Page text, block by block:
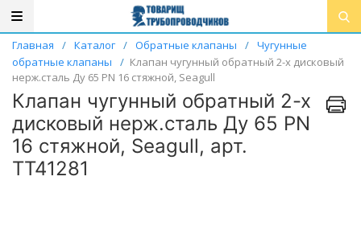
Главная / Каталог / Обратные клапаны / Чугунные
обратные клапаны
/ Клапан чугунный обратный 2-х дисковый
нерж.сталь Ду 65 PN 16 стяжной, Seagull
Клапан чугунный обратный 2-х
дисковый нерж.сталь Ду 65 PN
16 стяжной, Seagull, арт.
ТТ41281